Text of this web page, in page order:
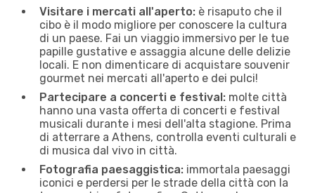
Visitare i mercati all'aperto: è risaputo che il
cibo è il modo migliore per conoscere la cultura
di un paese. Fai un viaggio immersivo per le tue
papille gustative e assaggia alcune delle delizie
locali. E non dimenticare di acquistare souvenir
gourmet nei mercati all'aperto e dei pulci!
Partecipare a concerti e festival: molte città
hanno una vasta offerta di concerti e festival
musicali durante i mesi dell'alta stagione. Prima
di atterrare a Athens, controlla eventi culturali e
di musica dal vivo in città.
Fotografia paesaggistica: immortala paesaggi
iconici e perdersi per le strade della città con la